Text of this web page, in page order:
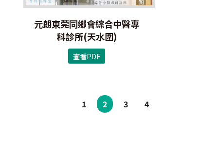
元朗東莞同鄉會綜合中醫專
科診所(天水圍)
查看PDF
1 2 3 4